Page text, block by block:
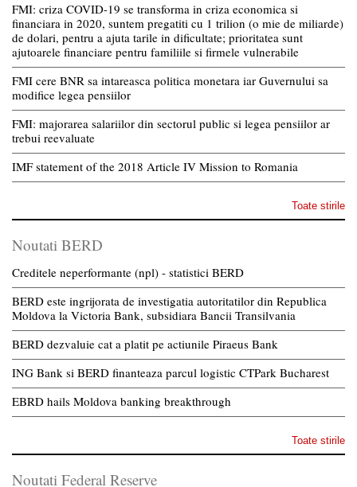
FMI: criza COVID-19 se transforma in criza economica si
financiara in 2020, suntem pregatiti cu 1 trilion (o mie de miliarde)
de dolari, pentru a ajuta tarile in dificultate; prioritatea sunt
ajutoarele financiare pentru familiile si firmele vulnerabile
FMI cere BNR sa intareasca politica monetara iar Guvernului sa
modifice legea pensiilor
FMI: majorarea salariilor din sectorul public si legea pensiilor ar
trebui reevaluate
IMF statement of the 2018 Article IV Mission to Romania
Toate stirile
Noutati BERD
Creditele neperformante (npl) - statistici BERD
BERD este ingrijorata de investigatia autoritatilor din Republica
Moldova la Victoria Bank, subsidiara Bancii Transilvania
BERD dezvaluie cat a platit pe actiunile Piraeus Bank
ING Bank si BERD finanteaza parcul logistic CTPark Bucharest
EBRD hails Moldova banking breakthrough
Toate stirile
Noutati Federal Reserve